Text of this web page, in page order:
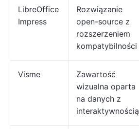
LibreOffice
Impress
Rozwiązanie
open-source z
rozszerzeniem
kompatybilności
Visme
Zawartość
wizualna oparta
na danych z
interaktywnością